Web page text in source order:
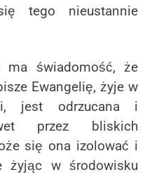
tego nieustannie
że
Ewangelię, żyje w
jest odrzucana i
przez bliskich
się ona izolować i
żyjąc w środowisku